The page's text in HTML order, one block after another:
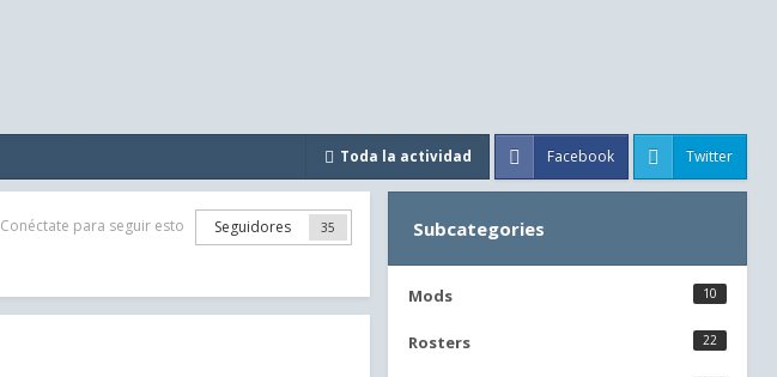
Toda la actividad Facebook Twitter
Conéctate para seguir esto Seguidores 35 Subcategories
10
Mods
22
Rosters